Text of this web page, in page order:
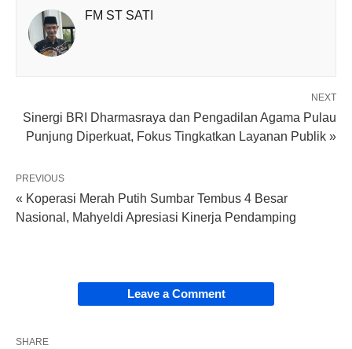
FM ST SATI
NEXT
Sinergi BRI Dharmasraya dan Pengadilan Agama Pulau
Punjung Diperkuat, Fokus Tingkatkan Layanan Publik »
PREVIOUS
« Koperasi Merah Putih Sumbar Tembus 4 Besar
Nasional, Mahyeldi Apresiasi Kinerja Pendamping
Leave a Comment
SHARE